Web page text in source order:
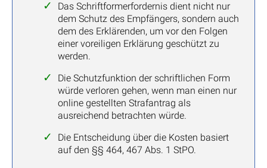
Das Schriftformerfordernis dient nicht nur
dem Schutz des Empfängers, sondern auch
dem des Erklärenden, um vor den Folgen
einer voreiligen Erklärung geschützt zu
werden.
Die Schutzfunktion der schriftlichen Form
würde verloren gehen, wenn man einen nur
online gestellten Strafantrag als
ausreichend betrachten würde.
Die Entscheidung über die Kosten basiert
auf den §§ 464, 467 Abs. 1 StPO.